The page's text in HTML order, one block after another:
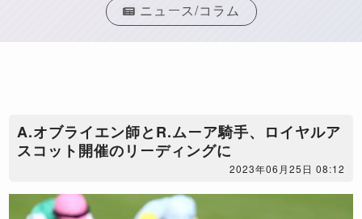
ニュース/コラム
A.オブライエン師とR.ムーア騎手、ロイヤルア
スコット開催のリーディングに
2023年06月25日 08:12